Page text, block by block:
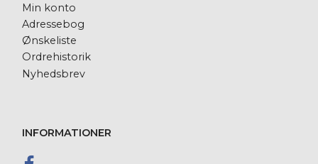
Min konto
Adressebog
Ønskeliste
Ordrehistorik
Nyhedsbrev
INFORMATIONER